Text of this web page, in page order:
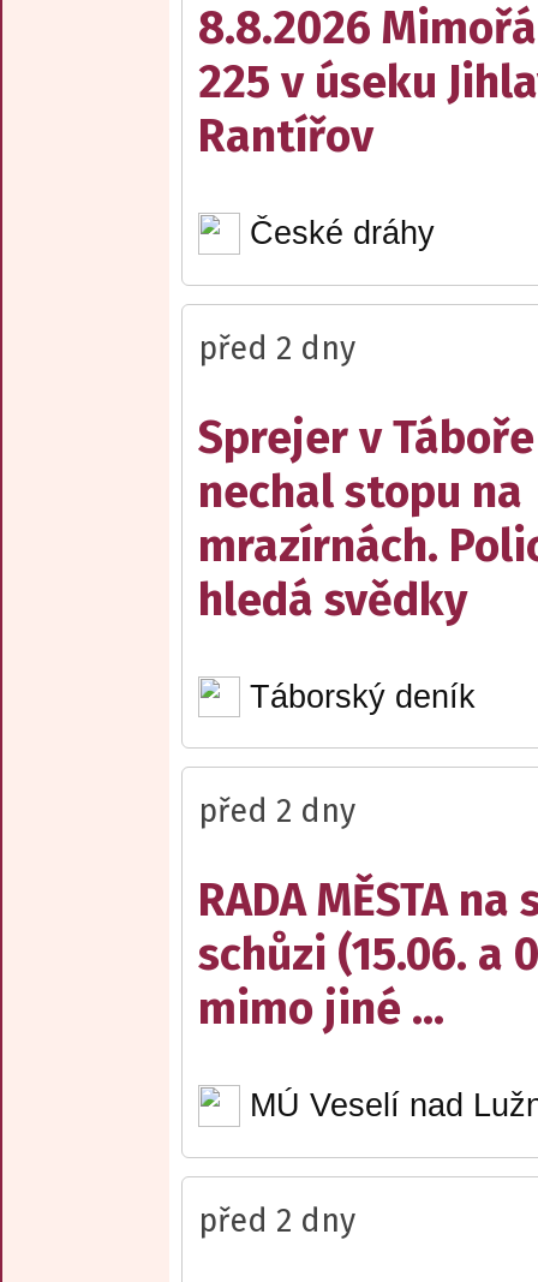
8.8.2026
225 v úseku
Rantířov
České dráhy
před 2 dny
Sprejer v Táboře
nechal stopu na
mrazírnách.
hledá svědky
Táborský deník
před 2 dny
RADA MĚSTA na
schůzi (15.06. a
mimo jiné ...
MÚ Veselí nad
před 2 dny